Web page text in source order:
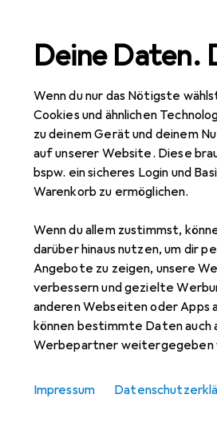
Deine Daten.
Wenn du nur das Nötigste
Cookies und ähnlichen
zu deinem Gerät und deinem
auf unserer Website. Diese
bspw. ein sicheres Login und
Warenkorb zu ermöglichen.
Wenn du allem zustimmst,
darüber hinaus nutzen, um dir
Angebote zu zeigen, unsere
verbessern und gezielte
anderen Webseiten oder Apps
können bestimmte Daten auch
Werbepartner weitergegeben
Impressum
Gesamtsortiment
Zubehör
Hier findest du